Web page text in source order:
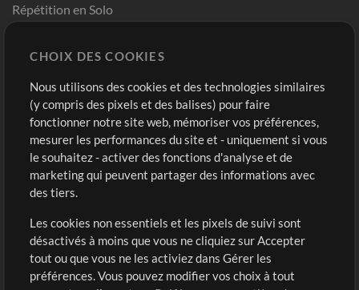
Répétition en Solo
Modèles ProPresenter
Sons
Boutique
Acheter des crédits
Contenu gratuit
Extras
Sessions
Compte
Connexion
S'inscrire
CHOIX DES COOKIES
Nous utilisons des cookies et des technologies similaires
(y compris des pixels et des balises) pour faire
fonctionner notre site web, mémoriser vos préférences,
mesurer les performances du site et - uniquement si vous
le souhaitez - activer des fonctions d'analyse et de
marketing qui peuvent partager des informations avec
des tiers.
Les cookies non essentiels et les pixels de suivi sont
désactivés à moins que vous ne cliquiez sur Accepter
tout ou que vous ne les activiez dans Gérer les
préférences. Vous pouvez modifier vos choix à tout